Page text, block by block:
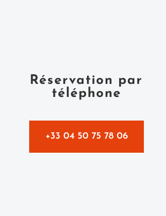
Réservation par
téléphone
+33 04 50 75 78 06